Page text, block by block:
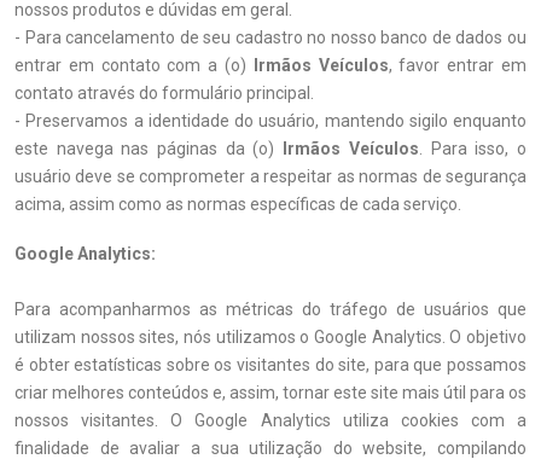
nossos produtos e dúvidas em geral.
- Para cancelamento de seu cadastro no nosso banco de dados ou
entrar em contato com a (o)
Irmãos Veículos, favor entrar em
contato através do formulário principal.
- Preservamos a identidade do usuário, mantendo sigilo enquanto
este navega nas páginas da (o)
Irmãos Veículos . Para isso, o
usuário deve se comprometer a respeitar as normas de segurança
acima, assim como as normas específicas de cada serviço.
Google Analytics:
Para acompanharmos as métricas do tráfego de usuários que
utilizam nossos sites, nós utilizamos o Google Analytics. O objetivo
é obter estatísticas sobre os visitantes do site, para que possamos
criar melhores conteúdos e, assim, tornar este site mais útil para os
nossos visitantes. O Google Analytics utiliza cookies com a
finalidade de avaliar a sua utilização do website, compilando